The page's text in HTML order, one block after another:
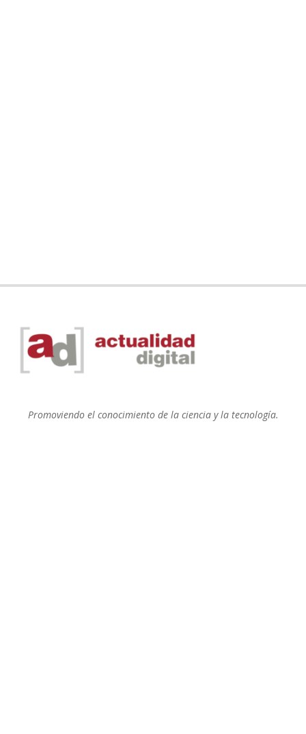
Promoviendo el conocimiento de la ciencia y la tecnología.